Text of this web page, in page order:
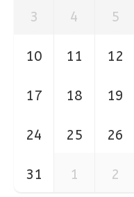
3 4 5
10 11 12
17 18 19
24 25 26
31 1 2